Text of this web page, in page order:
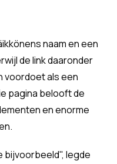
naam en een
de link daaronder
voordoet als een
pagina belooft de
en enorme
bijvoorbeeld", legde